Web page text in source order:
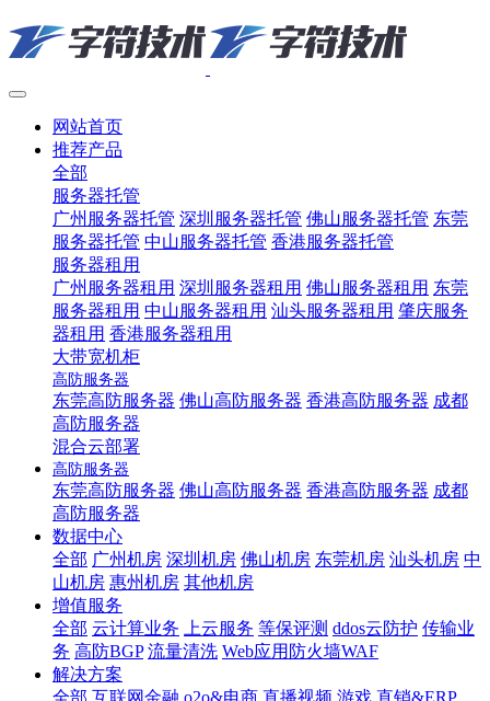
网站首页
推荐产品
全部
服务器托管
广州服务器托管 深圳服务器托管 佛山服务器托管 东莞
服务器托管 中山服务器托管 香港服务器托管
服务器租用
广州服务器租用 深圳服务器租用 佛山服务器租用 东莞
服务器租用 中山服务器租用 汕头服务器租用 肇庆服务
器租用 香港服务器租用
大带宽机柜
高防服务器
东莞高防服务器 佛山高防服务器 香港高防服务器 成都
高防服务器
混合云部署
高防服务器
东莞高防服务器 佛山高防服务器 香港高防服务器 成都
高防服务器
数据中心
全部 广州机房 深圳机房 佛山机房 东莞机房 汕头机房 中
山机房 惠州机房 其他机房
增值服务
全部 云计算业务 上云服务 等保评测 ddos云防护 传输业
务 高防BGP 流量清洗 Web应用防火墙WAF
解决方案
全部 互联网金融 o2o&电商 直播视频 游戏 直销&ERP